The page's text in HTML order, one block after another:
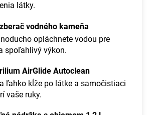
látky.
vodného kameňa
opláchnete vodou pre
spoľahlivý výkon.
AirGlide Autoclean
ľahko kĺže po látke a samočistiaci
vaše ruky.